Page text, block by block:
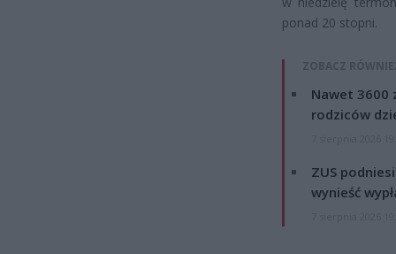
ponad 20 stopni.
ZOBACZ
Nawet 3600
rodziców
ZUS
wynieść